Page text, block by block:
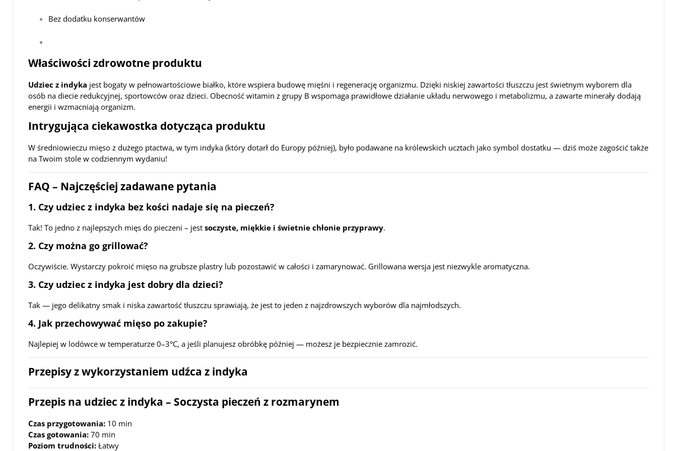
Bez dodatku konserwantów
Właściwości zdrowotne produktu
Udziec z indyka jest bogaty w pełnowartościowe białko, które wspiera budowę mięśni i regenerację organizmu. Dzięki niskiej zawartości tłuszczu jest świetnym wyborem dla
osób na diecie redukcyjnej, sportowców oraz dzieci. Obecność witamin z grupy B wspomaga prawidłowe działanie układu nerwowego i metabolizmu, a zawarte minerały dodają
energii i wzmacniają organizm.
Intrygująca ciekawostka dotycząca produktu
W średniowieczu mięso z dużego ptactwa, w tym indyka (który dotarł do Europy później), było podawane na królewskich ucztach jako symbol dostatku — dziś może zagościć także
na Twoim stole w codziennym wydaniu!
FAQ – Najczęściej zadawane pytania
1. Czy udziec z indyka bez kości nadaje się na pieczeń?
Tak! To jedno z najlepszych mięs do pieczeni – jest soczyste, miękkie i świetnie chłonie przyprawy.
2. Czy można go grillować?
Oczywiście. Wystarczy pokroić mięso na grubsze plastry lub pozostawić w całości i zamarynować. Grillowana wersja jest niezwykle aromatyczna.
3. Czy udziec z indyka jest dobry dla dzieci?
Tak — jego delikatny smak i niska zawartość tłuszczu sprawiają, że jest to jeden z najzdrowszych wyborów dla najmłodszych.
4. Jak przechowywać mięso po zakupie?
Najlepiej w lodówce w temperaturze 0–3°C, a jeśli planujesz obróbkę później — możesz je bezpiecznie zamrozić.
Przepisy z wykorzystaniem udźca z indyka
Przepis na udziec z indyka – Soczysta pieczeń z rozmarynem
Czas przygotowania: 10 min
Czas gotowania: 70 min
Poziom trudności: Łatwy